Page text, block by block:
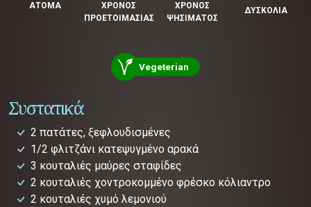
ΑΤΟΜΑ
ΧΡΟΝΟΣ
ΠΡΟΕΤΟΙΜΑΣΙΑΣ
ΧΡΟΝΟΣ
ΨΗΣΙΜΑΤΟΣ
ΔΥΣΚΟΛΙΑ
Vegeterian
Συστατικά
2 πατάτες, ξεφλουδισμένες
1/2 φλιτζάνι κατεψυγμένο αρακά
3 κουταλιές μαύρες σταφίδες
2 κουταλιές χοντροκομμένο φρέσκο κόλιαντρο
2 κουταλιές χυμό λεμονιού